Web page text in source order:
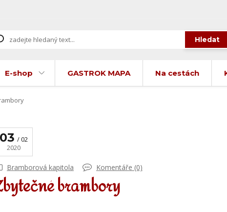
Hledat
E-shop GASTROK MAPA Na cestách
02
2020
Bramborová kapitola Komentáře (0)
brambory